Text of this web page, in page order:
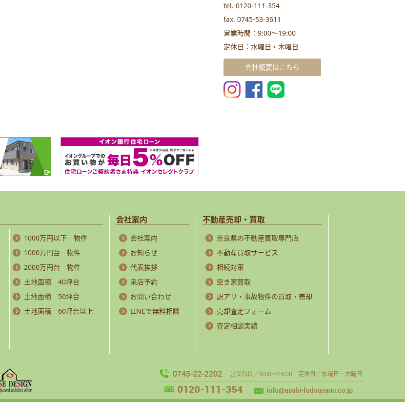
tel. 0120-111-354
fax. 0745-53-3611
営業時間：9:00～19:00
定休日：水曜日・木曜日
会社概要はこちら
1000万円以下 物件
1000万円台 物件
2000万円台 物件
土地面積 40坪台
土地面積 50坪台
土地面積 60坪台以上
会社案内
会社案内
お知らせ
代表挨拶
来店予約
お問い合わせ
LINEで無料相談
不動産売却・買取
奈良県の不動産買取専門店
不動産買取サービス
相続対策
空き家買取
訳アリ・事故物件の買取・売却
売却査定フォーム
査定相談実績
営業時間／9:00～19:00 定休日／水曜日・木曜日